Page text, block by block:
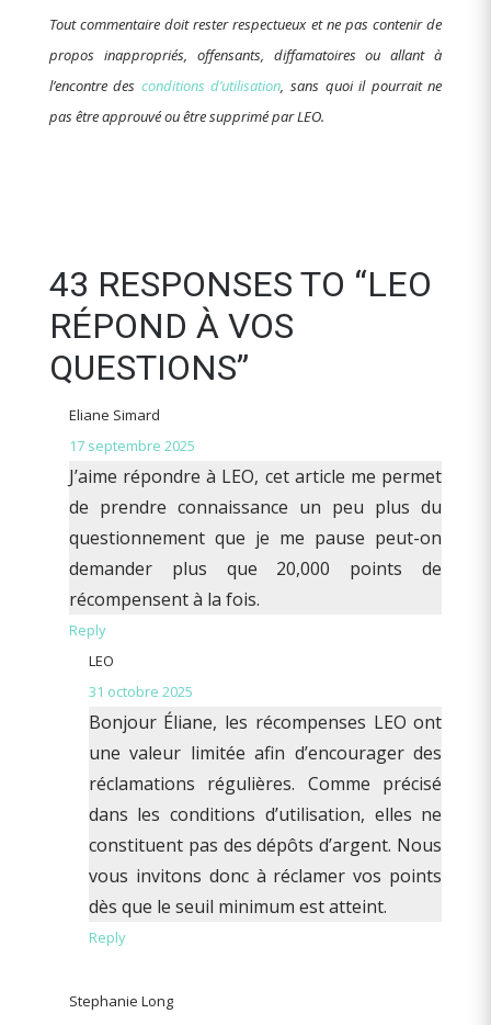
Tout commentaire doit rester respectueux et ne pas contenir de
propos inappropriés, offensants, diffamatoires ou allant à
l’encontre des conditions d’utilisation, sans quoi il pourrait ne
pas être approuvé ou être supprimé par LEO.
43 RESPONSES TO “LEO
RÉPOND À VOS
QUESTIONS”
Eliane Simard
17 septembre 2025
J’aime répondre à LEO, cet article me permet
de prendre connaissance un peu plus du
questionnement que je me pause peut-on
demander plus que 20,000 points de
récompensent à la fois.
Reply
LEO
31 octobre 2025
Bonjour Éliane, les récompenses LEO ont
une valeur limitée afin d’encourager des
réclamations régulières. Comme précisé
dans les conditions d’utilisation, elles ne
constituent pas des dépôts d’argent. Nous
vous invitons donc à réclamer vos points
dès que le seuil minimum est atteint.
Reply
Stephanie Long